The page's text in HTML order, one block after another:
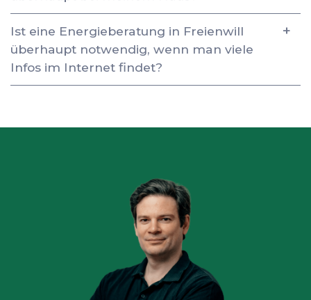
Ist eine Energieberatung in Freienwill
überhaupt notwendig, wenn man viele
Infos im Internet findet?